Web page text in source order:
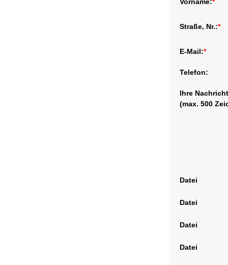
Straße, Nr.:*
E-Mail:*
Telefon:
Ihre Nachricht
(max. 500
Datei
Datei
Datei
Datei